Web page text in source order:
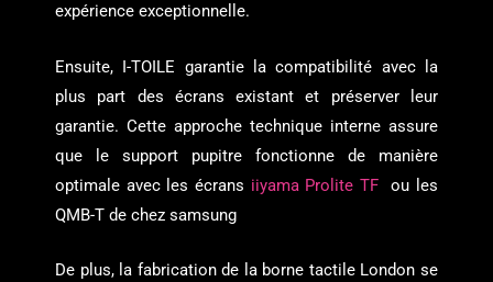
expérience exceptionnelle.
Ensuite, I-TOILE garantie la compatibilité avec la
plus part des écrans existant et préserver leur
garantie. Cette approche technique interne assure
que le support pupitre fonctionne de manière
optimale avec les écrans iiyama Prolite TF
ou les
QMB-T de chez samsung
De plus, la fabrication de la borne tactile London se